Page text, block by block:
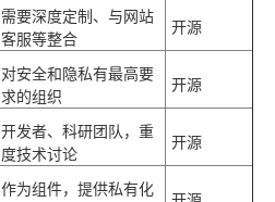
需要深度定制、与网站
客服等整合
开源
对安全和隐私有最高要
求的组织
开源
开发者、科研团队，重
度技术讨论
开源
作为组件，提供私有化